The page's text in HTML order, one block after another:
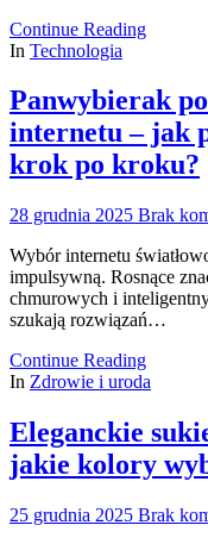
Continue Reading
In Technologia
Panwybierak
internetu – jak
krok po kroku?
28 grudnia 2025 Brak
Wybór internetu
impulsywną. Rosnące
chmurowych i
szukają rozwiązań…
Continue Reading
In Zdrowie i uroda
Eleganckie
jakie kolory
25 grudnia 2025 Brak